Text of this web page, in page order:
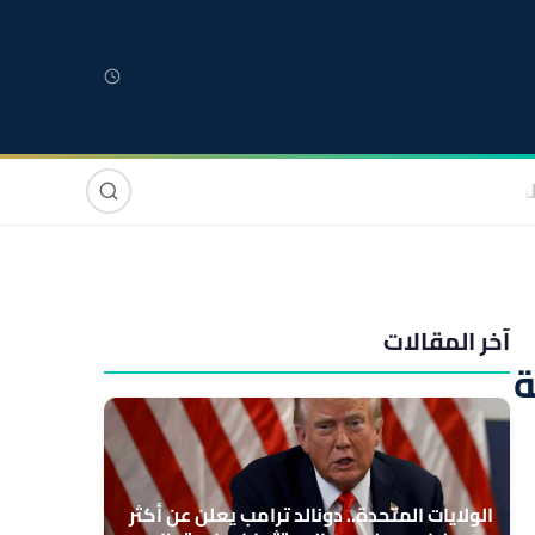
صوت وصورة
آخر المقالات
الولايات المتحدة.. دونالد ترامب يعلن عن أكثر